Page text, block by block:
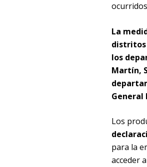
La
distritos
los
Martín,
General
Los
para la
acceder